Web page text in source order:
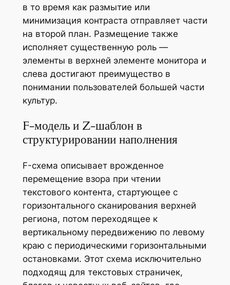
в то время как размытие или
минимизация контраста отправляет части
на второй план. Размещение также
исполняет существенную роль —
элементы в верхней элементе монитора и
слева достигают преимущество в
понимании пользователей большей части
культур.
F-модель и Z-шаблон в
структурировании наполнения
F-схема описывает врожденное
перемещение взора при чтении
текстового контента, стартующее с
горизонтального сканирования верхней
региона, потом переходящее к
вертикальному передвижению по левому
краю с периодическими горизонтальными
остановками. Этот схема исключительно
подходящ для текстовых страничек,